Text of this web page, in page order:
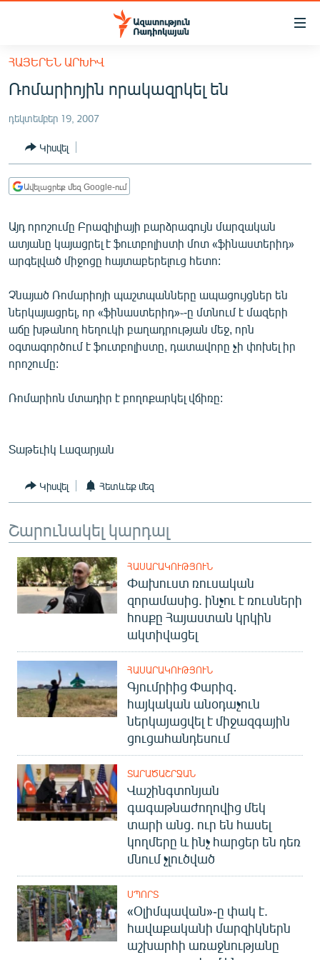
Մատչելիության
հիմնական
բովանդակությանը
հիմնական
մենյուին
Որոնում
ՀԱՅԱՍՏԱՆ
ՔԱՂԱՔԱԿԱՆ
ԸՆՏՐՈՒԹՅՈՒՆՆԵՐ 2026
ԻՐԱՎՈՒՆՔ
ՏՆՏԵՍՈՒԹՅՈՒՆ
ՂԱՐԱԲԱՂ
ՏԱՐԱԾԱՇՐՋԱՆ
ՄԻՋԱԶԳԱՅԻՆ
ՄՇԱԿՈՒՅԹ
ՄԵԿՆԱԲԱՆՈՒԹՅՈՒՆ
ԿՈՐՈՆԱՎԻՐՈՒՍ
ԱՐԽԻՎ
ԲԱՆԱՎԵՃ
ՁԳՏԵԼՈՎ ԼԱՎԱԳՈՒՅՆԻՆ
ՓՈԴՔԱՍԹ
English
Русский
ՀԵՏԵՎԵՔ ՄԵԶ
«Ազատության» բոլոր կայքերը
ՀԱՅԵՐԵՆ ԱՐԽԻՎ
Ռոմարիոյին որակազրկել են
դեկտեմբեր 19, 2007
Կիսվել
Ավելացրեք մեզ Google-ում
Այդ որոշումը Բրազիլիայի բարձրագույն մարզական
ատյանը կայացրել է ֆուտբոլիստի մոտ «ֆինաստերիդ»
արգելված միջոցը հայտաբերելուց հետո:
Չնայած Ռոմարիոյի պաշտպանները ապացույցներ են
ներկայացրել, որ «ֆինաստերիդ»֊-ը մտնում է մազերի
աճը խթանող հեղուկի բաղադրության մեջ, որն
օգտագործում է ֆուտբոլիստը, դատավորը չի փոխել իր
որոշումը:
Ռոմարիոն մտադիր է բողոքարկել վճիռը:
Տաթեւիկ Լազարյան
Կիսվել Հետևեք մեզ
Շարունակել կարդալ
ՀԱՍԱՐԱԿՈՒԹՅՈՒՆ
Փախուստ ռուսական
զորամասից. ինչու է ռուսների
հոսքը Հայաստան կրկին
ակտիվացել
ՀԱՍԱՐԱԿՈՒԹՅՈՒՆ
Գյումրիից Փարիզ․
հայկական անօդաչուն
ներկայացվել է միջազգային
ցուցահանդեսում
ՏԱՐԱԾԱՇՐՋԱՆ
Վաշինգտոնյան
գագաթնաժողովից մեկ
տարի անց. ուր են հասել
կողմերը և ինչ հարցեր են դեռ
մնում չլուծված
ՍՊՈՐՏ
«Օլիմպավան»-ը փակ է.
հավաքականի մարզիկներն
աշխարհի առաջնությանը